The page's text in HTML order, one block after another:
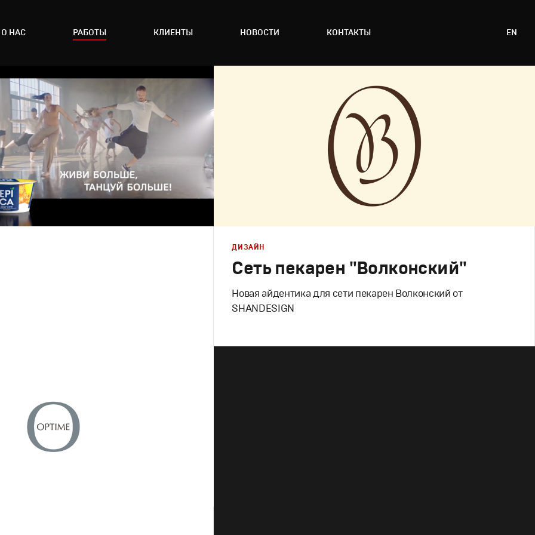
О НАС РАБОТЫ КЛИЕНТЫ НОВОСТИ КОНТАКТЫ EN
Сеть пекарен "Волконский"
Новая айдентика для сети пекарен Волконский от
SHANDESIGN
ДИЗАЙН